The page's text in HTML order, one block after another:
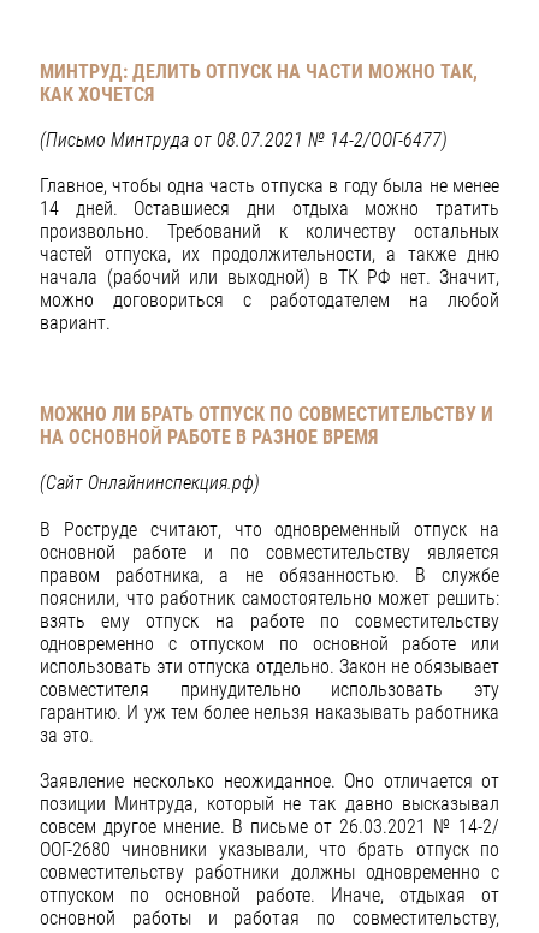
МИНТРУД: ДЕЛИТЬ ОТПУСК НА ЧАСТИ МОЖНО ТАК,
КАК ХОЧЕТСЯ
(Письмо Минтруда от 08.07.2021 № 14-2/ООГ-6477)
Главное, чтобы одна часть отпуска в году была не менее
14 дней. Оставшиеся дни отдыха можно тратить
произвольно. Требований к количеству остальных
частей отпуска, их продолжительности, а также дню
начала (рабочий или выходной) в ТК РФ нет. Значит,
можно договориться с работодателем на любой
вариант.
МОЖНО ЛИ БРАТЬ ОТПУСК ПО СОВМЕСТИТЕЛЬСТВУ И
НА ОСНОВНОЙ РАБОТЕ В РАЗНОЕ ВРЕМЯ
(Сайт Онлайнинспекция.рф)
В Роструде считают, что одновременный отпуск на
основной работе и по совместительству является
правом работника, а не обязанностью. В службе
пояснили, что работник самостоятельно может решить:
взять ему отпуск на работе по совместительству
одновременно с отпуском по основной работе или
использовать эти отпуска отдельно. Закон не обязывает
совместителя принудительно использовать эту
гарантию. И уж тем более нельзя наказывать работника
за это.
Заявление несколько неожиданное. Оно отличается от
позиции Минтруда, который не так давно высказывал
совсем другое мнение. В письме от 26.03.2021 № 14-2/
ООГ-2680 чиновники указывали, что брать отпуск по
совместительству работники должны одновременно с
отпуском по основной работе. Иначе, отдыхая от
основной работы и работая по совместительству,